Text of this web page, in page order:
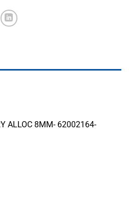
ALLOC 8MM- 62002164-